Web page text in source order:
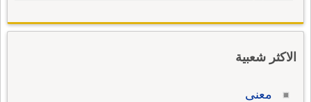
الاكثر شعبية
معنى